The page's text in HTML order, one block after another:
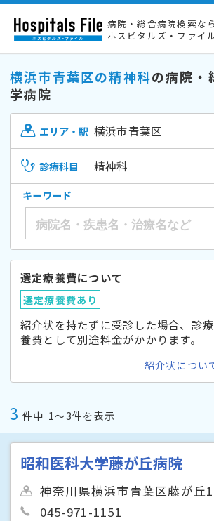
病院・総合病院検索なら
ホスピタルズ・ファイ
横浜市青葉区の精神科の病院・
学病院
エリア・駅 横浜市青葉区
診療科目 精神科
キーワード
選定療養費について
選定療養費あり
紹介状を持たずに受診した場合、診
養費として別途料金がかかります。
紹介状につい
3 件中 1〜3件を表示
昭和医科大学藤が丘病院
神奈川県横浜市青葉区藤が丘
045-971-1151